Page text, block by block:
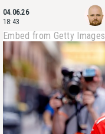
04.06.26
18:43
Embed from Getty Images